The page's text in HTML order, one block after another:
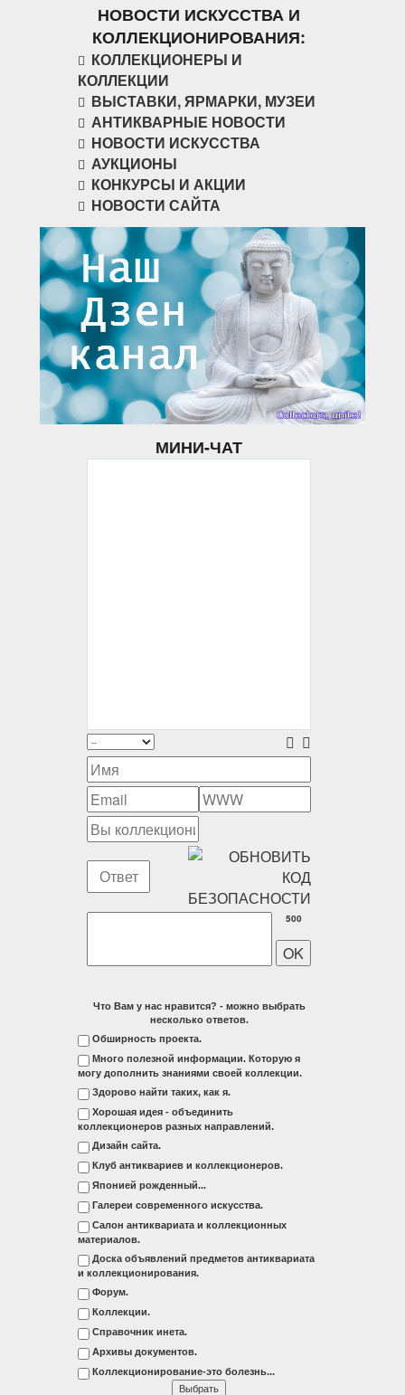
НОВОСТИ ИСКУССТВА И
КОЛЛЕКЦИОНИРОВАНИЯ:
КОЛЛЕКЦИОНЕРЫ И
КОЛЛЕКЦИИ
ВЫСТАВКИ, ЯРМАРКИ, МУЗЕИ
АНТИКВАРНЫЕ НОВОСТИ
НОВОСТИ ИСКУССТВА
АУКЦИОНЫ
КОНКУРСЫ И АКЦИИ
НОВОСТИ САЙТА
МИНИ-ЧАТ
500
Что Вам у нас нравится? - можно выбрать
несколько ответов.
Обширность проекта.
Много полезной информации. Которую я
могу дополнить знаниями своей коллекции.
Здорово найти таких, как я.
Хорошая идея - объединить
коллекционеров разных направлений.
Дизайн сайта.
Клуб антиквариев и коллекционеров.
Японией рожденный...
Галереи современного искусства.
Салон антиквариата и коллекционных
материалов.
Доска объявлений предметов антиквариата
и коллекционирования.
Форум.
Коллекции.
Справочник инета.
Архивы документов.
Коллекционирование-это болезнь...